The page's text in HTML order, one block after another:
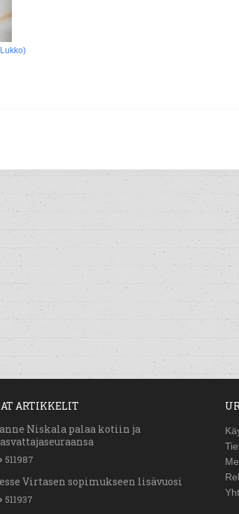
ARTIKKELIT
Niskala palaa kotiin ja
511987
Virtasen sopimukseen lisävuosi
511937